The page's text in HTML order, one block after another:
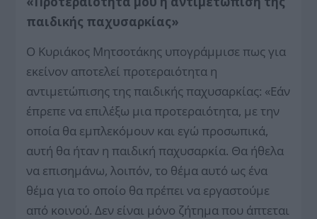
παιδικής παχυσαρκίας»
Ο Κυριάκος Μητσοτάκης υπογράμμισε πως για
εκείνον αποτελεί προτεραιότητα η
αντιμετώπισης της παιδικής παχυσαρκίας: «Εάν
έπρεπε να επιλέξω μια προτεραιότητα, με την
οποία θα εμπλεκόμουν και εγώ προσωπικά,
αυτή θα ήταν η παιδική παχυσαρκία. Θα ήθελα
να επισημάνω, λοιπόν, το θέμα αυτό ως ένα
θέμα για το οποίο θα πρέπει να εργαστούμε
από κοινού. Δεν είναι μόνο ζήτημα που άπτεται